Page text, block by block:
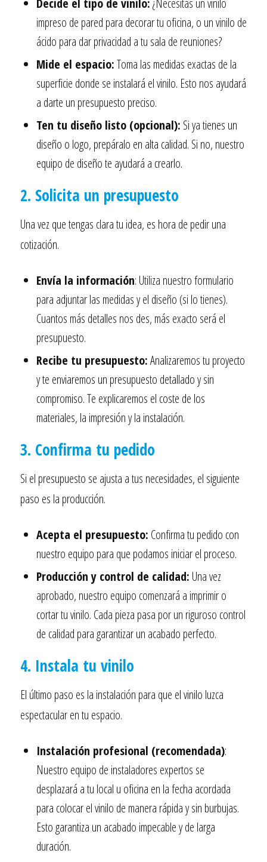
Decide el tipo de vinilo:¿Necesitas un vinilo
impreso de pared para decorar tu oficina, o un vinilo de
ácido para dar privacidad a tu sala de reuniones?
Mide el espacio:Toma las medidas exactas de la
superficie donde se instalará el vinilo. Esto nos ayudará
a darte un presupuesto preciso.
Ten tu diseño listo (opcional): Si ya tienes un
diseño o logo, prepáralo en alta calidad. Si no, nuestro
equipo de diseño te ayudará a crearlo.
2. Solicita un presupuesto
Una vez que tengas clara tu idea, es hora de pedir una
cotización.
Envía la información: Utiliza nuestro formulario
para adjuntar las medidas y el diseño (si lo tienes).
Cuantos más detalles nos des, más exacto será el
presupuesto.
Recibe tu presupuesto:Analizaremos tu proyecto
y te enviaremos un presupuesto detallado y sin
compromiso. Te explicaremos el coste de los
materiales, la impresión y la instalación.
3. Confirma tu pedido
Si el presupuesto se ajusta a tus necesidades, el siguiente
paso es la producción.
Acepta el presupuesto: Confirma tu pedido con
nuestro equipo para que podamos iniciar el proceso.
Producción y control de calidad: Una vez
aprobado, nuestro equipo comenzará a imprimir o
cortar tu vinilo. Cada pieza pasa por un riguroso control
de calidad para garantizar un acabado perfecto.
4. Instala tu vinilo
El último paso es la instalación para que el vinilo luzca
espectacular en tu espacio.
Instalación profesional (recomendada):
Nuestro equipo de instaladores expertos se
desplazará a tu local u oficina en la fecha acordada
para colocar el vinilo de manera rápida y sin burbujas.
Esto garantiza un acabado impecable y de larga
duración.